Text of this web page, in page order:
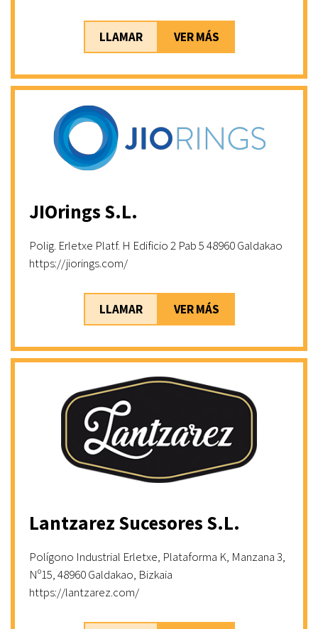
LLAMAR VER MÁS
JIOrings S.L.
Polig. Erletxe Platf. H Edificio 2 Pab 5 48960 Galdakao
https://jiorings.com/
LLAMAR VER MÁS
Lantzarez Sucesores S.L.
Polígono Industrial Erletxe, Plataforma K, Manzana 3,
Nº15, 48960 Galdakao, Bizkaia
https://lantzarez.com/